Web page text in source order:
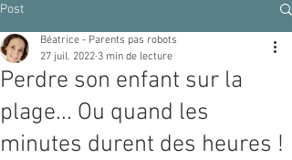
Post
Perdre son enfant sur la
plage... Ou quand les
minutes durent des heures !
Béatrice - Parents pas robots
27 juil. 2022 3 min de lecture